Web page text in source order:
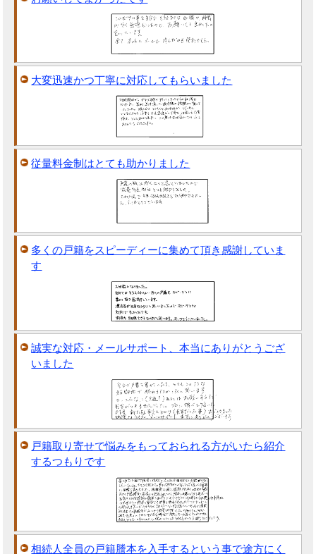
大変迅速かつ丁寧に対応してもらいました
従量料金制はとても助かりました
多くの戸籍をスピーディーに集めて頂き感謝していま
す
誠実な対応・メールサポート、本当にありがとうござ
いました
戸籍取り寄せで悩みをもっておられる方がいたら紹介
するつもりです
相続人全員の戸籍謄本を入手するという事で途方にく